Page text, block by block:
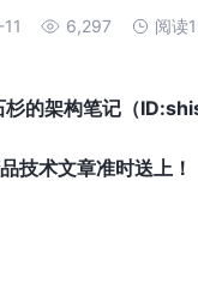
6,297 阅读
的架构笔记（
技术文章准时送上！